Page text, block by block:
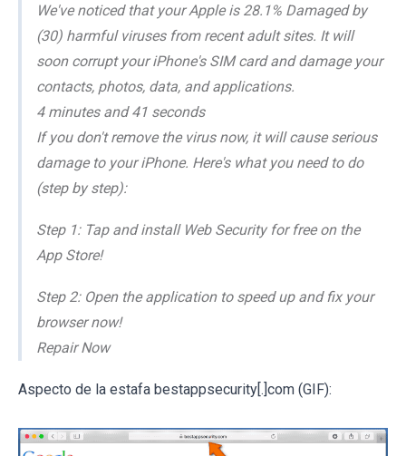
We've noticed that your Apple is 28.1% Damaged by
(30) harmful viruses from recent adult sites. It will
soon corrupt your iPhone's SIM card and damage your
contacts, photos, data, and applications.
4 minutes and 41 seconds
If you don't remove the virus now, it will cause serious
damage to your iPhone. Here's what you need to do
(step by step):
Step 1: Tap and install Web Security for free on the
App Store!
Step 2: Open the application to speed up and fix your
browser now!
Repair Now
Aspecto de la estafa bestappsecurity[.]com (GIF):